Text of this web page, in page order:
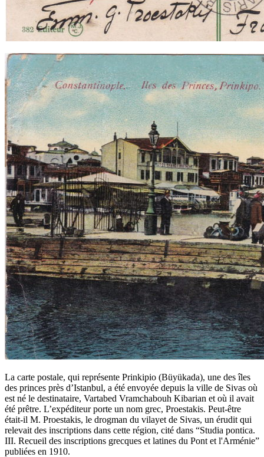
La carte postale, qui représente Prinkipio (Büyükada), une des îles
des princes près d’Istanbul, a été envoyée depuis la ville de Sivas où
est né le destinataire, Vartabed Vramchabouh Kibarian et où il avait
été prêtre. L’expéditeur porte un nom grec, Proestakis. Peut-être
était-il M. Proestakis, le drogman du vilayet de Sivas, un érudit qui
relevait des inscriptions dans cette région, cité dans “Studia pontica.
III. Recueil des inscriptions grecques et latines du Pont et l'Arménie”
publiées en 1910.